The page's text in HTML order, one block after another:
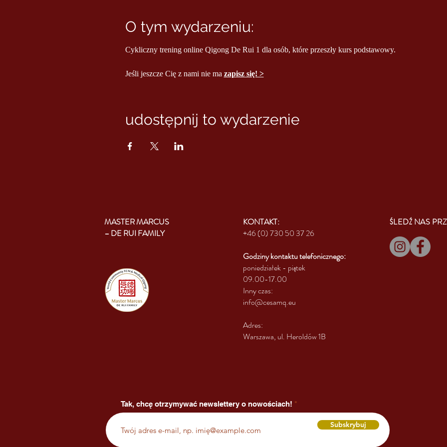
O tym wydarzeniu:
Cykliczny trening online Qigong De Rui 1 dla osób, które przeszły kurs podstawowy.
Jeśli jeszcze Cię z nami nie ma zapisz się! >
udostępnij to wydarzenie
KONTAKT:
+46 (0) 730 50 37 26
Godziny kontaktutelefonicznego:
poniedziałek - piątek
09.00-17.00
Inny czas:
info@cesamq.eu
Adres:
Warszawa, ul. Heroldów 1B
MASTER MARCUS
– DE RUI FAMILY
ŚLEDŹ NAS
Tak, chcę otrzymywać newslettery o nowościach!
Subskrybuj